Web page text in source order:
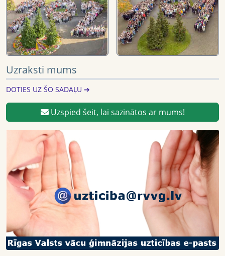
Uzraksti mums
DOTIES UZ ŠO SADAĻU ➔
Uzspied šeit, lai sazinātos ar mums!